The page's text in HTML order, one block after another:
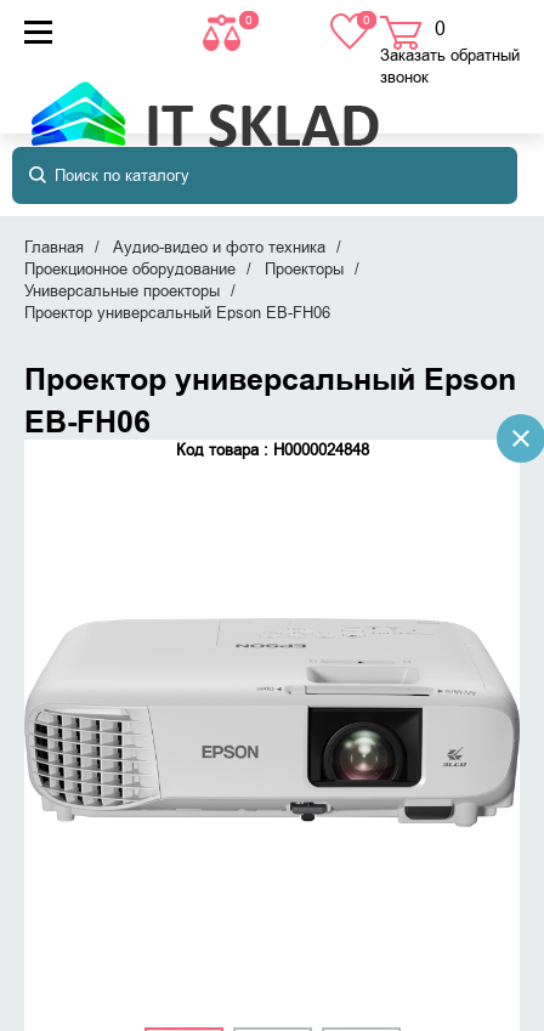
0 0 0
в корзине
Заказать обратный
звонок
Главная
Аудио-видео и фото техника
Проекционное оборудование
Проекторы
Универсальные проекторы
Проектор универсальный Epson EB-FH06
Проектор универсальный Epson
EB-FH06
Код товара : Н0000024848